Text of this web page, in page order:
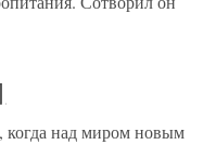
над миром новым